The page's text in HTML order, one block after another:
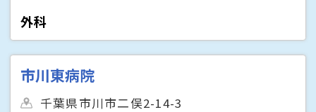
外科
市川東病院
千葉県市川市二俣2-14-3